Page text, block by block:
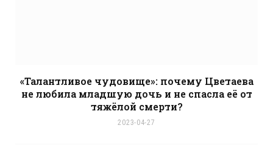
«Талантливое чудовище»: почему Цветаева
не любила младшую дочь и не спасла её от
тяжёлой смерти?
2023-04-27